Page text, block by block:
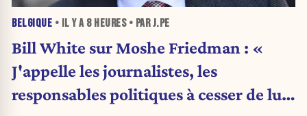
BELGIQUE • IL Y A 8 HEURES• PAR J.PE
Bill White sur Moshe Friedman : «
J'appelle les journalistes, les
responsables politiques à cesser de lui